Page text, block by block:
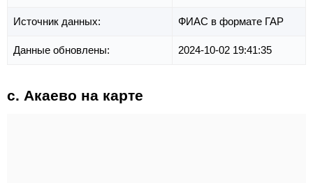
Источник данных: ФИАС в формате ГАР
Данные обновлены: 2024-10-02 19:41:35
с. Акаево на карте